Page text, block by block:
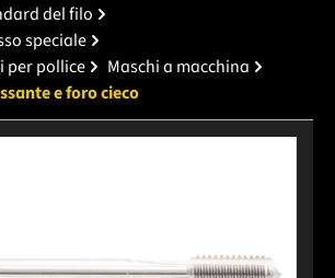
del filo
speciale
per pollice
Maschi a macchina
e foro cieco